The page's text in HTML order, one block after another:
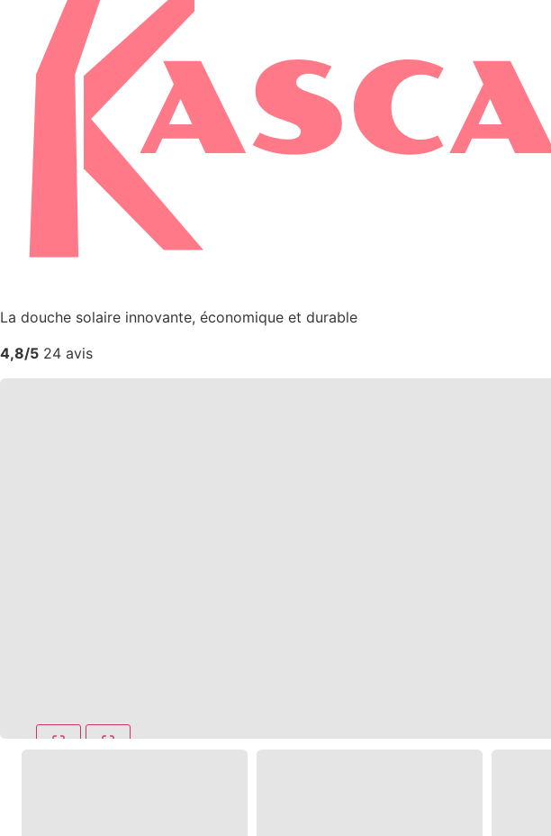
La douche solaire innovante, économique et durable
4,8/5 24 avis